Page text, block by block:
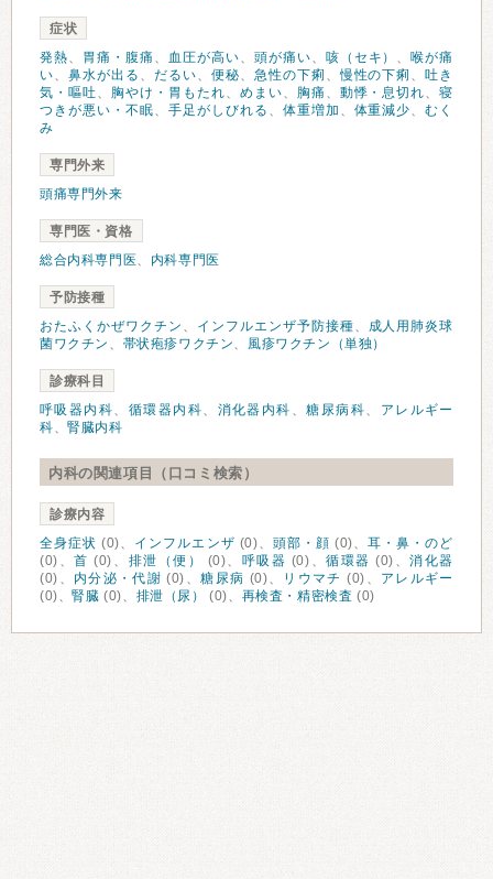
症状
発熱、 胃痛・腹痛 、 血圧が高い、 頭が痛い、 咳（セキ） 、喉が痛
い、 鼻水が出る 、 だるい、 便秘、 急性の下痢 、慢性の下痢 、吐き
気・嘔吐、 胸やけ・胃もたれ、 めまい、 胸痛 、 動悸・息切れ、寝
つきが悪い・不眠、 手足がしびれる 、 体重増加 、 体重減少、むく
み
専門外来
頭痛専門外来
専門医・資格
総合内科専門医、 内科専門医
予防接種
おたふくかぜワクチン 、 インフルエンザ予防接種、
成人用肺炎球
菌ワクチン 、 帯状疱疹ワクチン、 風疹ワクチン（単独）
診療科目
呼吸器内科、 循環器内科、 消化器内科 、糖尿病科、 アレルギー
科、腎臓内科
内科の関連項目（口コミ検索）
診療内容
全身症状 (0)、 インフルエンザ (0)、 頭部・顔 (0)、耳・鼻・のど
(0)、首 (0)、 排泄（便） (0)、 呼吸器 (0)、循環器 (0)、消化器
(0)、 内分泌・代謝 (0)、糖尿病 (0)、 リウマチ (0)、 アレルギー
(0)、腎臓 (0)、 排泄（尿） (0)、 再検査・精密検査 (0)